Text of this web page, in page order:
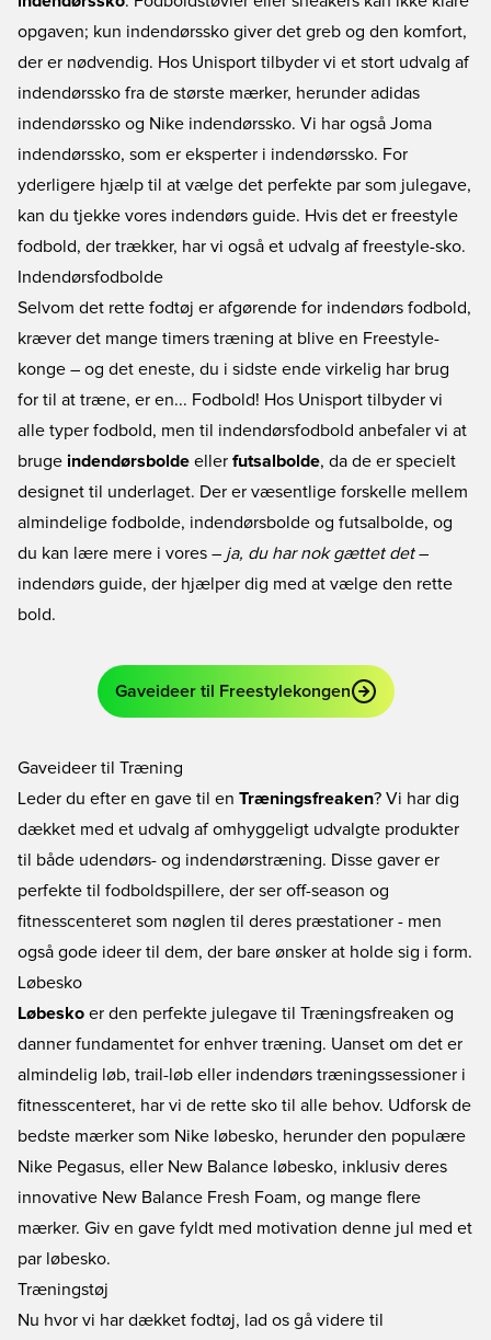
opgaven; kun indendørssko giver det greb og den komfort,
der er nødvendig. Hos Unisport tilbyder vi et stort udvalg af
indendørssko fra de største mærker, herunder adidas
indendørssko og Nike indendørssko. Vi har også Joma
indendørssko, som er eksperter i indendørssko. For
yderligere hjælp til at vælge det perfekte par som julegave,
kan du tjekke vores indendørs guide. Hvis det er freestyle
fodbold, der trækker, har vi også et udvalg affreestyle-sko.
Indendørsfodbolde
Selvom det rette fodtøj er afgørende for indendørs fodbold,
kræver det mange timers træning at blive en Freestyle-
konge – og det eneste, du i sidste ende virkelig har brug
for til at træne, er en... Fodbold! Hos Unisport tilbyder vi
alle typer fodbold, men til indendørsfodbold anbefaler vi at
bruge indendørsbolde eller futsalbolde, da de er specielt
designet til underlaget. Der er væsentlige forskelle mellem
almindelige fodbolde, indendørsbolde og futsalbolde, og
du kan lære mere i vores – ja, du har nok gættet det–
indendørs guide, der hjælper dig med at vælge den rette
bold.
Gaveideer til Freestylekongen
Gaveideer til Træning
Leder du efter en gave til en Træningsfreaken? Vi har dig
dækket med et udvalg af omhyggeligt udvalgte produkter
til både udendørs- og indendørstræning. Disse gaver er
perfekte til fodboldspillere, der ser off-season og
fitnesscenteret som nøglen til deres præstationer - men
også gode ideer til dem, der bare ønsker at holde sig i form.
Løbesko
Løbesko er den perfekte julegave til Træningsfreaken og
danner fundamentet for enhver træning. Uanset om det er
almindelig løb, trail-løb eller indendørs træningssessioner i
fitnesscenteret, har vi de rette sko til alle behov. Udforsk de
bedste mærker som Nike løbesko, herunder den populære
Nike Pegasus, eller New Balance løbesko, inklusiv deres
innovative New Balance Fresh Foam, og mange flere
mærker. Giv en gave fyldt med motivation denne jul med et
par løbesko.
Træningstøj
Nu hvor vi har dækket fodtøj, lad os gå videre til